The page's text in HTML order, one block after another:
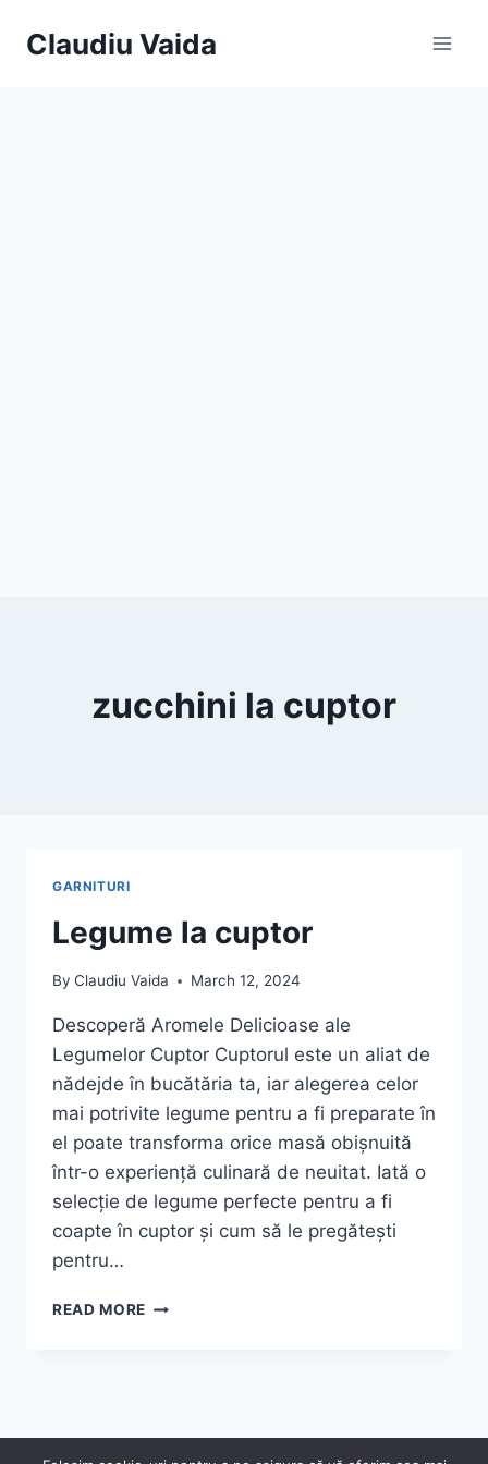
Claudiu Vaida
zucchini la cuptor
GARNITURI
Legume la cuptor
By Claudiu Vaida March 12, 2024
Descoperă Aromele Delicioase ale
Legumelor Cuptor Cuptorul este un aliat de
nădejde în bucătăria ta, iar alegerea celor
mai potrivite legume pentru a fi preparate în
el poate transforma orice masă obișnuită
într-o experiență culinară de neuitat. Iată o
selecție de legume perfecte pentru a fi
coapte în cuptor și cum să le pregătești
pentru…
READ MORE LEGUME